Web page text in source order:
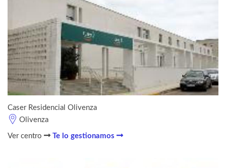
Caser Residencial Olivenza
Olivenza
Ver centro Te lo gestionamos